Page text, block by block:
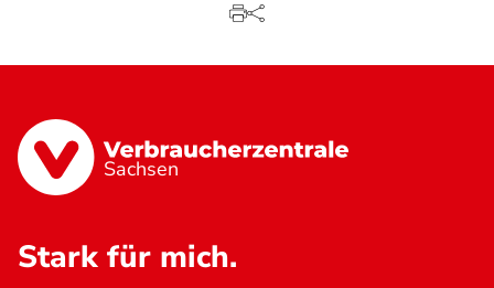
Sachsen
Stark für mich.